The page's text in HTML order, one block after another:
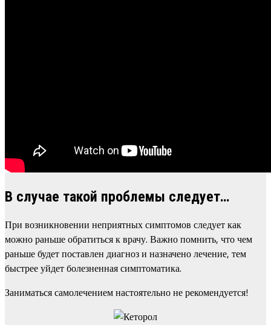
В случае такой проблемы следует…
При возникновении неприятных симптомов следует как
можно раньше обратиться к врачу. Важно помнить, что чем
раньше будет поставлен диагноз и назначено лечение, тем
быстрее уйдет болезненная симптоматика.
Заниматься самолечением настоятельно не рекомендуется!